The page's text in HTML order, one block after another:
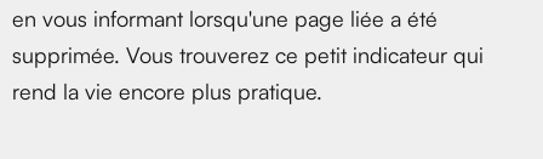
en vous informant lorsqu'une page liée a été
supprimée. Vous trouverez ce petit indicateur qui
rend la vie encore plus pratique.